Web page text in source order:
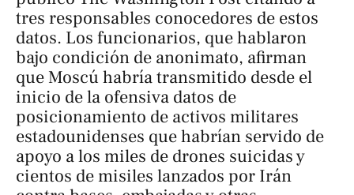
tres responsables conocedores de estos
datos. Los funcionarios, que hablaron
bajo condición de anonimato, afirman
que Moscú habría transmitido desde el
inicio de la ofensiva datos de
posicionamiento de activos militares
estadounidenses que habrían servido de
apoyo a los miles de drones suicidas y
cientos de misiles lanzados por Irán